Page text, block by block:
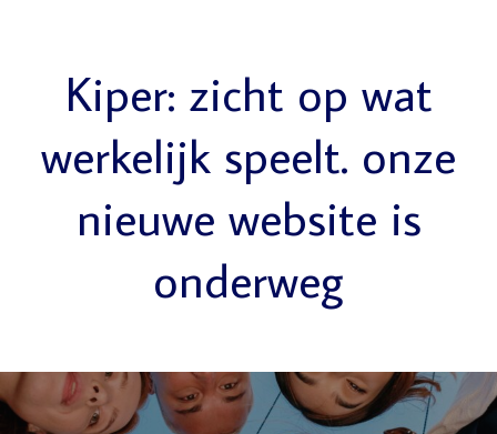
Kiper: zicht op wat
werkelijk speelt. onze
nieuwe website is
onderweg